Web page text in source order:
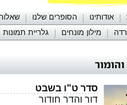
אודותינו הסופרים שלנו
מילון מונחים גלריית תמונות
סדר ט"ו בשבט
דור והדר חודור